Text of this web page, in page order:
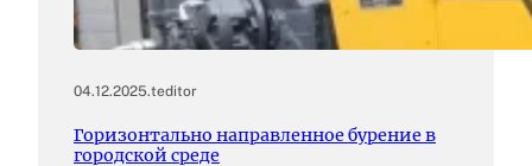
04.12.2025.teditor
Горизонтально направленное бурение в
городской среде